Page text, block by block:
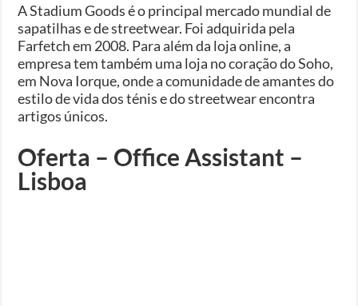
A Stadium Goods é o principal mercado mundial de
sapatilhas e de streetwear. Foi adquirida pela
Farfetch em 2008. Para além da loja online, a
empresa tem também uma loja no coração do Soho,
em Nova Iorque, onde a comunidade de amantes do
estilo de vida dos ténis e do streetwear encontra
artigos únicos.
Oferta – Office Assistant –
Lisboa